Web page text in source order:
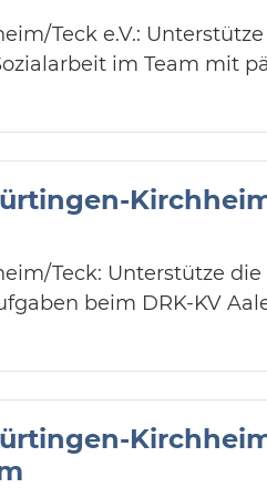
Teck e.V.:
im Team mit
Teck: Unterstütze
beim DRK-KV